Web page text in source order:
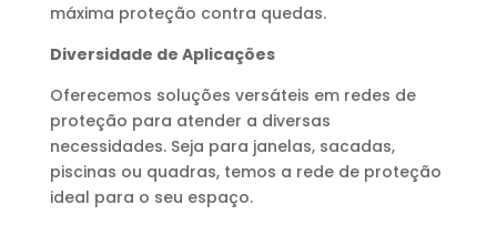
máxima proteção contra quedas.
Diversidade de Aplicações
Oferecemos soluções versáteis em redes de
proteção para atender a diversas
necessidades. Seja para janelas, sacadas,
piscinas ou quadras, temos a rede de proteção
ideal para o seu espaço.